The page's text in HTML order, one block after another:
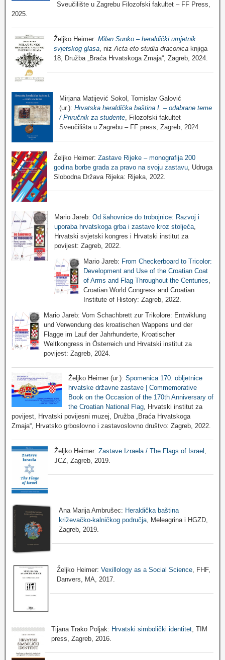
Sveučilište u Zagrebu Filozofski fakultet – FF Press,
2025.
Željko Heimer: Milan Sunko – heraldički umjetnik
svjetskog glasa , niz Acta eto studia draconica knjiga
18, Družba „Braća Hrvatskoga Zmaja“, Zagreb, 2024.
Mirjana Matijević Sokol, Tomislav Galović
(ur.): Hrvatska heraldička baština I. – odabrane teme
/ Priručnik za studente, Filozofski fakultet
Sveučilišta u Zagrebu – FF press, Zagreb, 2024.
Željko Heimer: Zastave Rijeke – monografija 200
godina borbe grada za pravo na svoju zastavu, Udruga
Slobodna Država Rijeka: Rijeka, 2022.
Mario Jareb: Od šahovnice do trobojnice: Razvoj i
uporaba hrvatskoga grba i zastave kroz stoljeća,
Hrvatski svjetski kongres i Hrvatski institut za
povijest: Zagreb, 2022.
Mario Jareb: From Checkerboard to Tricolor:
Development and Use of the Croatian Coat
of Arms and Flag Throughout the Centuries
Croatian World Congress and Croatian
Institute of History: Zagreb, 2022.
Mario Jareb: Vom Schachbrett zur Trikolore: Entwiklung
und Verwendung des kroatischen Wappens und der
Flagge im Lauf der Jahrhunderte, Kroatischer
Weltkongress in Österreich und Hrvatski institut za
povijest: Zagreb, 2024.
Željko Heimer (ur.): Spomenica 170. obljetnice
hrvatske državne zastave | Commemorative
Book on the Occasion of the 170th Anniversary of
the Croatian National Flag, Hrvatski institut za
povijest, Hrvatski povijesni muzej, Družba „Braća Hrvatskoga
Zmaja“, Hrvatsko grboslovno i zastavoslovno društvo: Zagreb, 2022.
Željko Heimer:Zastave Izraela / The Flags of Israel
JCZ, Zagreb, 2019.
Ana Marija Ambrušec: Heraldička baština
križevačko-kalničkog područja, Meleagrina i HGZD,
Zagreb, 2019.
Željko Heimer:Vexillology as a Social Science , FHF,
Danvers, MA, 2017.
Tijana Trako Poljak: Hrvatski simbolički identitet , TIM
press, Zagreb, 2016.